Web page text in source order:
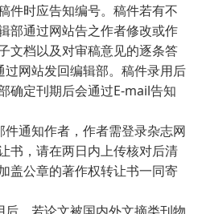
件时应告知编号。稿件若有不
部通过网站告之作者修改或作
文档以及对审稿意见的逐条答
网站发回编辑部。稿件录用后
确定刊期后会通过E-mail告知
通知作者，作者需登录杂志网
书，请在两日内上传核对后清
盖公章的著作权转让书一同寄